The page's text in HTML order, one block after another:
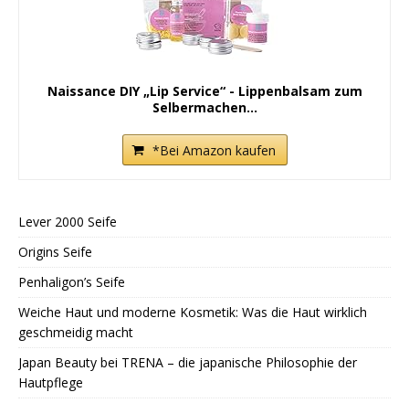
Naissance DIY „Lip Service“ - Lippenbalsam zum
Selbermachen...
*Bei Amazon kaufen
Lever 2000 Seife
Origins Seife
Penhaligon’s Seife
Weiche Haut und moderne Kosmetik: Was die Haut wirklich
geschmeidig macht
Japan Beauty bei TRENA – die japanische Philosophie der
Hautpflege